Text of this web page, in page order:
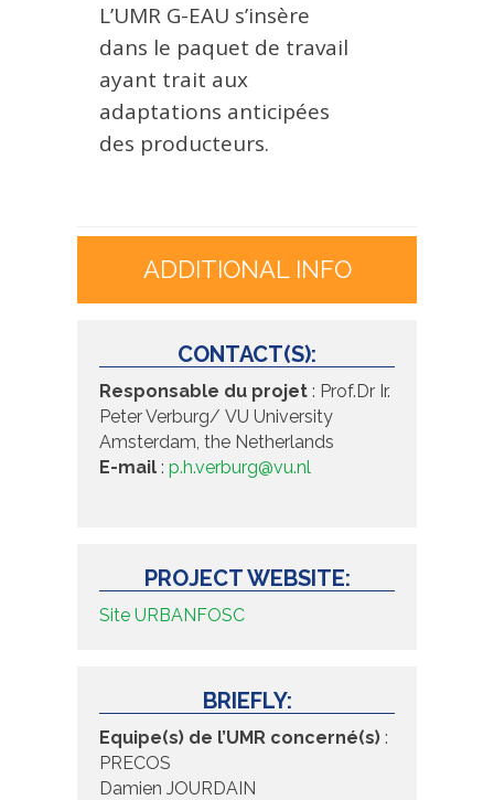
L’UMR G-EAU s’insère
dans le paquet de travail
ayant trait aux
adaptations anticipées
des producteurs.
ADDITIONAL INFO
CONTACT(S):
Responsable du projet : Prof.Dr Ir.
Peter Verburg/ VU University
Amsterdam, the Netherlands
E-mail : p.h.verburg@vu.nl
PROJECT WEBSITE:
Site URBANFOSC
BRIEFLY:
Equipe(s) de l’UMR concerné(s) :
PRECOS
Damien JOURDAIN